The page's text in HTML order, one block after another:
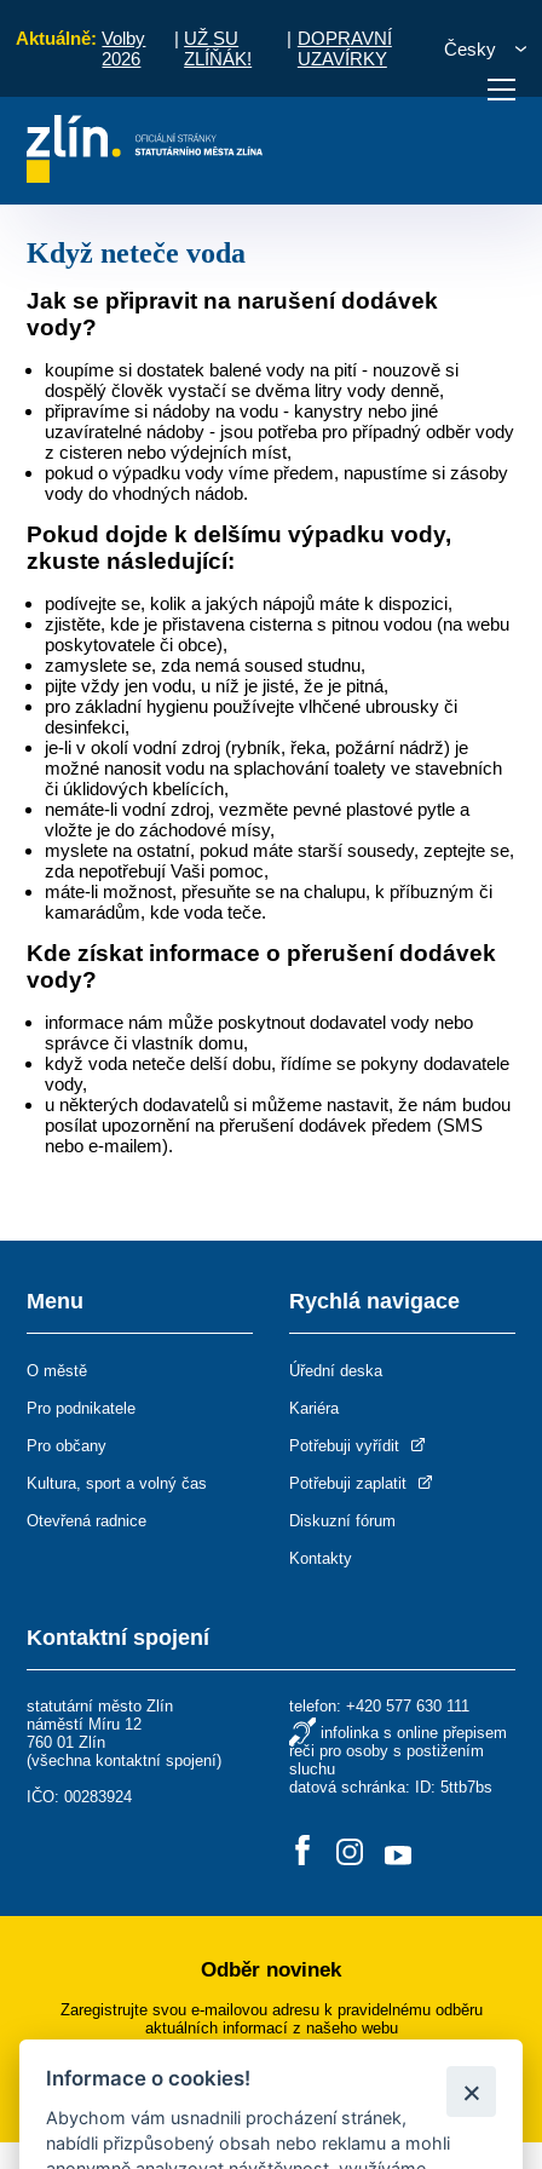
Aktuálně: Volby
2026
| UŽ SU
ZLÍŇÁK!
| DOPRAVNÍ
UZAVÍRKY
Česky
vyřídit Potřebuji zaplatit
Když neteče voda
Jak se připravit na narušení dodávek
vody?
koupíme si dostatek balené vody na pití - nouzově si
dospělý člověk vystačí se dvěma litry vody denně,
připravíme si nádoby na vodu - kanystry nebo jiné
uzavíratelné nádoby - jsou potřeba pro případný odběr vody
z cisteren nebo výdejních míst,
pokud o výpadku vody víme předem, napustíme si zásoby
vody do vhodných nádob.
Pokud dojde k delšímu výpadku vody,
zkuste následující:
podívejte se, kolik a jakých nápojů máte k dispozici,
zjistěte, kde je přistavena cisterna s pitnou vodou (na webu
poskytovatele či obce),
zamyslete se, zda nemá soused studnu,
pijte vždy jen vodu, u níž je jisté, že je pitná,
pro základní hygienu používejte vlhčené ubrousky či
desinfekci,
je-li v okolí vodní zdroj (rybník, řeka, požární nádrž) je
možné nanosit vodu na splachování toalety ve stavebních
či úklidových kbelících,
nemáte-li vodní zdroj, vezměte pevné plastové pytle a
vložte je do záchodové mísy,
myslete na ostatní, pokud máte starší sousedy, zeptejte se,
zda nepotřebují Vaši pomoc,
máte-li možnost, přesuňte se na chalupu, k příbuzným či
kamarádům, kde voda teče.
Kde získat informace o přerušení dodávek
vody?
informace nám může poskytnout dodavatel vody nebo
správce či vlastník domu,
když voda neteče delší dobu, řídíme se pokyny dodavatele
vody,
u některých dodavatelů si můžeme nastavit, že nám budou
posílat upozornění na přerušení dodávek předem (SMS
nebo e-mailem).
Kontaktní spojení
statutární město Zlín
náměstí Míru 12
760 01 Zlín
(všechna kontaktní spojení)
IČO: 00283924
telefon: +420 577 630 111
infolinka s online přepisem
řeči pro osoby s postižením
sluchu
datová schránka: ID: 5ttb7bs
Menu
O městě
Pro podnikatele
Pro občany
Kultura, sport a volný čas
Otevřená radnice
Rychlá navigace
Úřední deska
Kariéra
Potřebuji vyřídit
Potřebuji zaplatit
Diskuzní fórum
Kontakty
Odběr novinek
Zaregistrujte svou e-mailovou adresu k pravidelnému odběru
aktuálních informací z našeho webu
Přihlásit se k odběru
Informace o cookies!
Abychom vám usnadnili procházení stránek,
nabídli přizpůsobený obsah nebo reklamu a mohli